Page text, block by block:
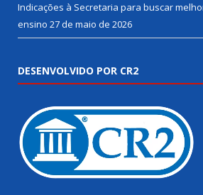
Indicações à Secretaria para buscar
ensino 27 de maio de 2026
DESENVOLVIDO POR CR2